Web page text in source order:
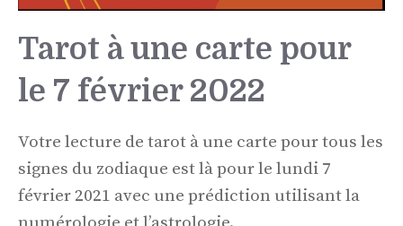
Tarot à une carte pour
le 7 février 2022
Votre lecture de tarot à une carte pour tous les
signes du zodiaque est là pour le lundi 7
février 2021 avec une prédiction utilisant la